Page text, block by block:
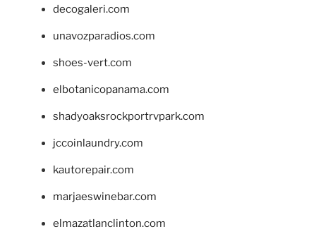
decogaleri.com
unavozparadios.com
shoes-vert.com
elbotanicopanama.com
shadyoaksrockportrvpark.com
jccoinlaundry.com
kautorepair.com
marjaeswinebar.com
elmazatlanclinton.com